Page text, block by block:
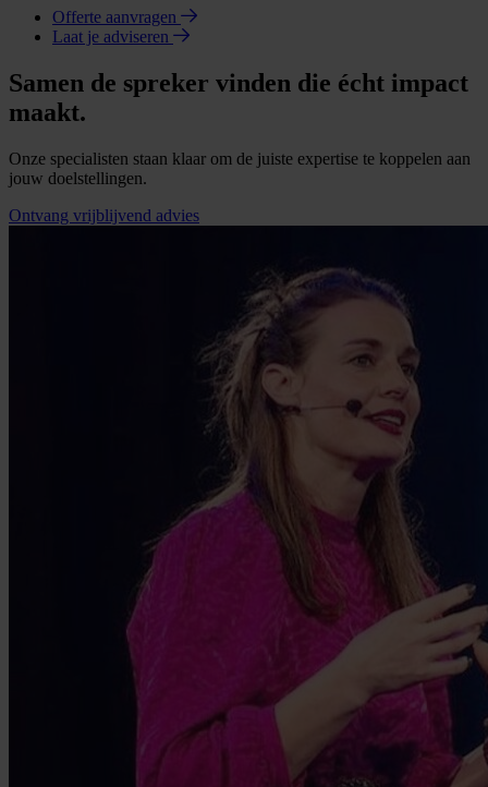
Offerte aanvragen
Laat je adviseren
Samen de spreker vinden die écht impact
maakt.
Onze specialisten staan klaar om de juiste expertise te koppelen aan
jouw doelstellingen.
Ontvang vrijblijvend advies